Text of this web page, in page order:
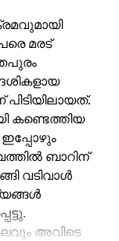
മരട്
കണ്ടെത്തിയ
ബാറിന്
വടിവാള്‍
അവിടെ